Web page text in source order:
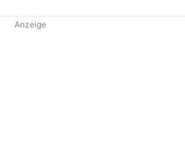
Anzeige